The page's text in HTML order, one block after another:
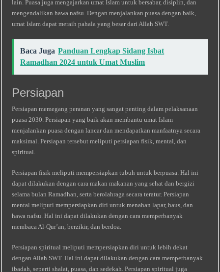
lain. Puasa juga mengajarkan umat Islam untuk bersabar, disiplin, dan
mengendalikan hawa nafsu. Dengan menjalankan puasa dengan baik,
umat Islam dapat meraih pahala yang besar dari Allah SWT.
Baca Juga Panduan Lengkap Sidang Isbat
Ramadhan 2024 untuk Umat Muslim
Persiapan
Persiapan memegang peranan yang sangat penting dalam pelaksanaan
puasa 2030. Persiapan yang baik akan membantu umat Islam
menjalankan puasa dengan lancar dan mendapatkan manfaatnya secara
maksimal. Persiapan tersebut meliputi persiapan fisik, mental, dan
spiritual.
Persiapan fisik meliputi mempersiapkan tubuh untuk berpuasa. Hal ini
dapat dilakukan dengan cara makan makanan yang sehat dan bergizi
selama bulan Ramadhan, serta berolahraga secara teratur. Persiapan
mental meliputi mempersiapkan diri untuk menahan lapar, haus, dan
hawa nafsu. Hal ini dapat dilakukan dengan cara memperbanyak
membaca Al-Qur’an, berzikir, dan berdoa.
Persiapan spiritual meliputi mempersiapkan diri untuk lebih dekat
dengan Allah SWT. Hal ini dapat dilakukan dengan cara memperbanyak
ibadah, seperti shalat, puasa, dan sedekah. Persiapan spiritual juga